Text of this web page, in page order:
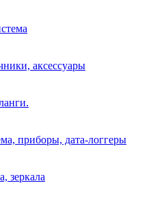
аксессуары
приборы, дата-логгеры
зеркала